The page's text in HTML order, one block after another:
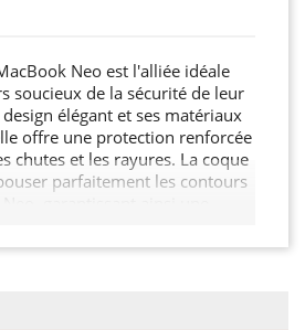
Neo est l'alliée idéale
soucieux de la sécurité de leur
élégant et ses matériaux
offre une protection renforcée
chutes et les rayures. La coque
parfaitement les contours
tout en préservant son
elle permet un accès facile à